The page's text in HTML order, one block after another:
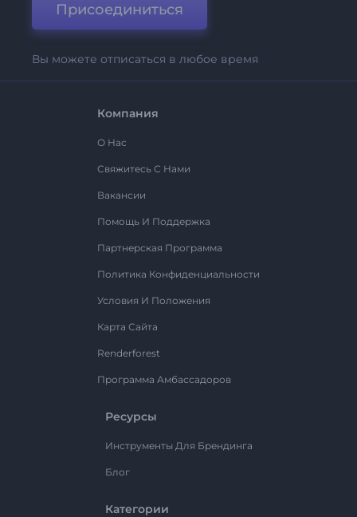
Присоединиться
Вы можете отписаться в любое время
Компания
О Нас
Свяжитесь С Нами
Вакансии
Помощь И Поддержка
Партнерская Программа
Политика Конфиденциальности
Условия И Положения
Карта Сайта
Renderforest
Программа Амбассадоров
Ресурсы
Инструменты Для Брендинга
Блог
Категории